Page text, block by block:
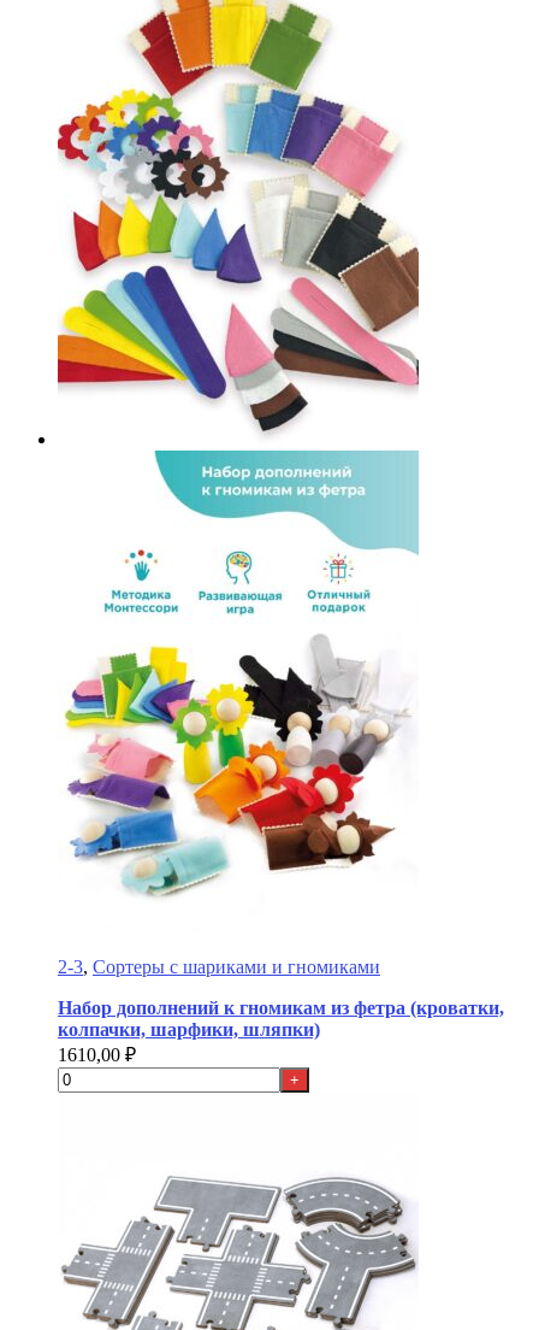
2-3, Сортеры с шариками и гномиками
Набор дополнений к гномикам из фетра (кроватки,
колпачки, шарфики, шляпки)
1610,00 ₽
+